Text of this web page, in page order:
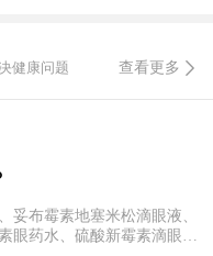
健康问题 查看更多
妥布霉素地塞米松滴眼液、
眼药水、硫酸新霉素滴眼